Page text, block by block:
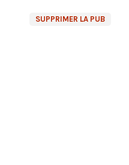
SUPPRIMER LA PUB